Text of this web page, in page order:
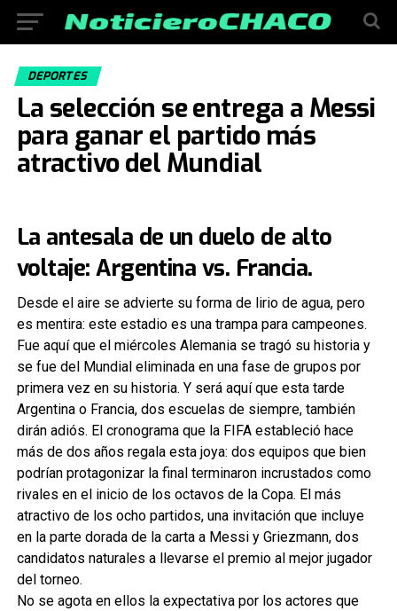
DEPORTES
La selección se entrega a Messi
para ganar el partido más
atractivo del Mundial
La antesala de un duelo de alto
voltaje: Argentina vs. Francia.
Desde el aire se advierte su forma de lirio de agua, pero
es mentira: este estadio es una trampa para campeones.
Fue aquí que el miércoles Alemania se tragó su historia y
se fue del Mundial eliminada en una fase de grupos por
primera vez en su historia. Y será aquí que esta tarde
Argentina o Francia, dos escuelas de siempre, también
dirán adiós. El cronograma que la FIFA estableció hace
más de dos años regala esta joya: dos equipos que bien
podrían protagonizar la final terminaron incrustados como
rivales en el inicio de los octavos de la Copa. El más
atractivo de los ocho partidos, una invitación que incluye
en la parte dorada de la carta a Messi y Griezmann, dos
candidatos naturales a llevarse el premio al mejor jugador
del torneo.
No se agota en ellos la expectativa por los actores que